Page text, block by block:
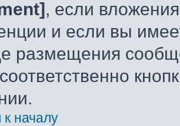
, если
и если вы
размещения
к началу